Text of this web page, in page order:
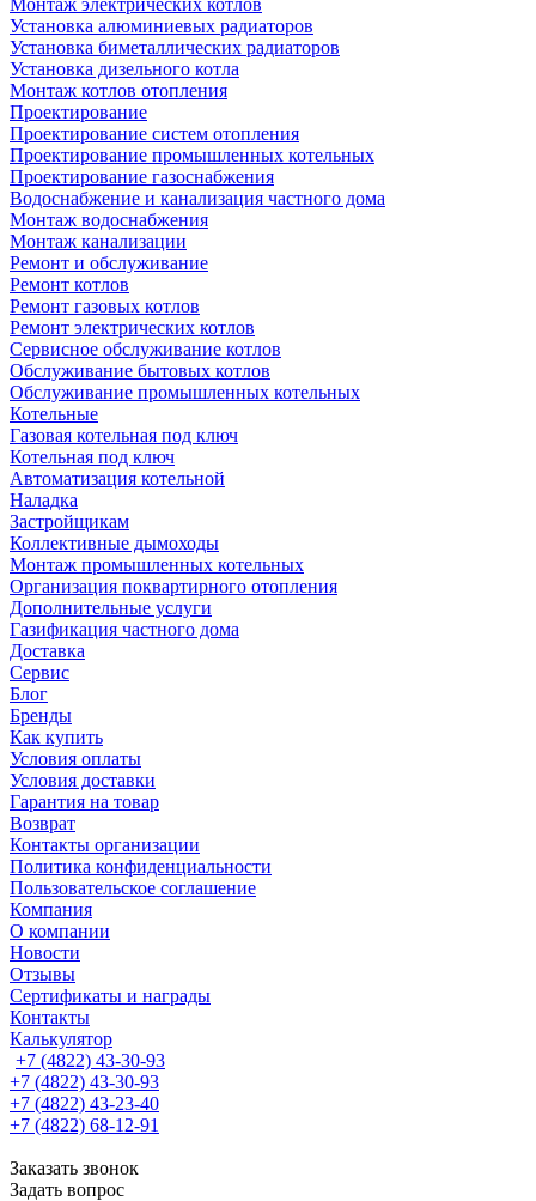
Монтаж электрических котлов
Установка алюминиевых радиаторов
Установка биметаллических радиаторов
Установка дизельного котла
Монтаж котлов отопления
Проектирование
Проектирование систем отопления
Проектирование промышленных котельных
Проектирование газоснабжения
Водоснабжение и канализация частного дома
Монтаж водоснабжения
Монтаж канализации
Ремонт и обслуживание
Ремонт котлов
Ремонт газовых котлов
Ремонт электрических котлов
Сервисное обслуживание котлов
Обслуживание бытовых котлов
Обслуживание промышленных котельных
Котельные
Газовая котельная под ключ
Котельная под ключ
Автоматизация котельной
Наладка
Застройщикам
Коллективные дымоходы
Монтаж промышленных котельных
Организация поквартирного отопления
Дополнительные услуги
Газификация частного дома
Доставка
Сервис
Блог
Бренды
Как купить
Условия оплаты
Условия доставки
Гарантия на товар
Возврат
Контакты организации
Политика конфиденциальности
Пользовательское соглашение
Компания
О компании
Новости
Отзывы
Сертификаты и награды
Контакты
Калькулятор
+7 (4822) 43-30-93
+7 (4822) 43-30-93
+7 (4822) 43-23-40
+7 (4822) 68-12-91
Заказать звонок
Задать вопрос